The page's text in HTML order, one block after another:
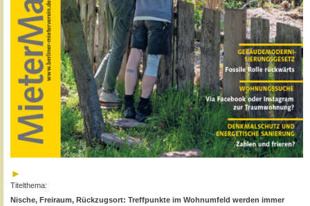
Titelthema:
Nische, Freiraum, Rückzugsort: Treffpunkte im Wohnumfeld werden immer